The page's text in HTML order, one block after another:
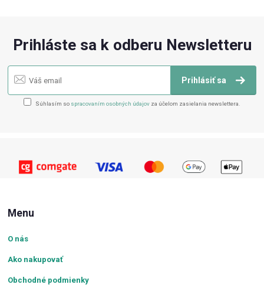
Prihláste sa k odberu Newsletteru
Prihlásiť sa
Súhlasím so spracovaním osobných údajov za účelom zasielania newslettera.
Menu
O nás
Ako nakupovať
Obchodné podmienky